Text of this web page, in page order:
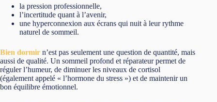
la pression professionnelle,
l’incertitude quant à l’avenir,
une hyperconnexion aux écrans qui nuit à leur rythme
naturel de sommeil.
Bien dormir n’est pas seulement une question de quantité, mais
aussi de qualité. Un sommeil profond et réparateur permet de
réguler l’humeur, de diminuer les niveaux de cortisol
(également appelé « l’hormone du stress ») et de maintenir un
bon équilibre émotionnel.